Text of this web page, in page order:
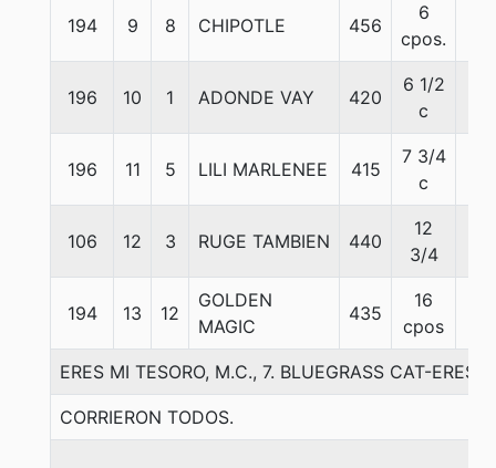
194 9 8 CHIPOTLE 456
6
cpos.
196 10 1 ADONDE VAY 420
6 1/2
c
196 11 5 LILI MARLENEE 415
7 3/4
c
106 12 3 RUGE TAMBIEN 440
12
3/4
194 13 12
GOLDEN
MAGIC
435
16
cpos
ERES MI TESORO, M.C., 7. BLUEGRASS CAT-ERES
CORRIERON TODOS.